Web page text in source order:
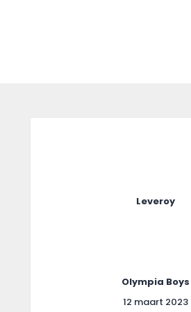
Leveroy
Olympia Boys
12 maart 2023